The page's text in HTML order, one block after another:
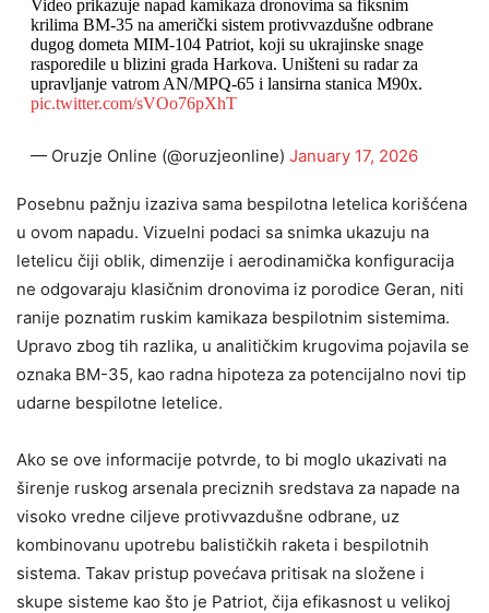
Video prikazuje napad kamikaza dronovima sa fiksnim
krilima BM-35 na američki sistem protivvazdušne odbrane
dugog dometa MIM-104 Patriot, koji su ukrajinske snage
rasporedile u blizini grada Harkova. Uništeni su radar za
upravljanje vatrom AN/MPQ-65 i lansirna stanica M90x.
pic.twitter.com/sVOo76pXhT
— Oruzje Online (@oruzjeonline) January 17, 2026
Posebnu pažnju izaziva sama bespilotna letelica korišćena
u ovom napadu. Vizuelni podaci sa snimka ukazuju na
letelicu čiji oblik, dimenzije i aerodinamička konfiguracija
ne odgovaraju klasičnim dronovima iz porodice Geran, niti
ranije poznatim ruskim kamikaza bespilotnim sistemima.
Upravo zbog tih razlika, u analitičkim krugovima pojavila se
oznaka BM-35, kao radna hipoteza za potencijalno novi tip
udarne bespilotne letelice.
Ako se ove informacije potvrde, to bi moglo ukazivati na
širenje ruskog arsenala preciznih sredstava za napade na
visoko vredne ciljeve protivvazdušne odbrane, uz
kombinovanu upotrebu balističkih raketa i bespilotnih
sistema. Takav pristup povećava pritisak na složene i
skupe sisteme kao što je Patriot, čija efikasnost u velikoj